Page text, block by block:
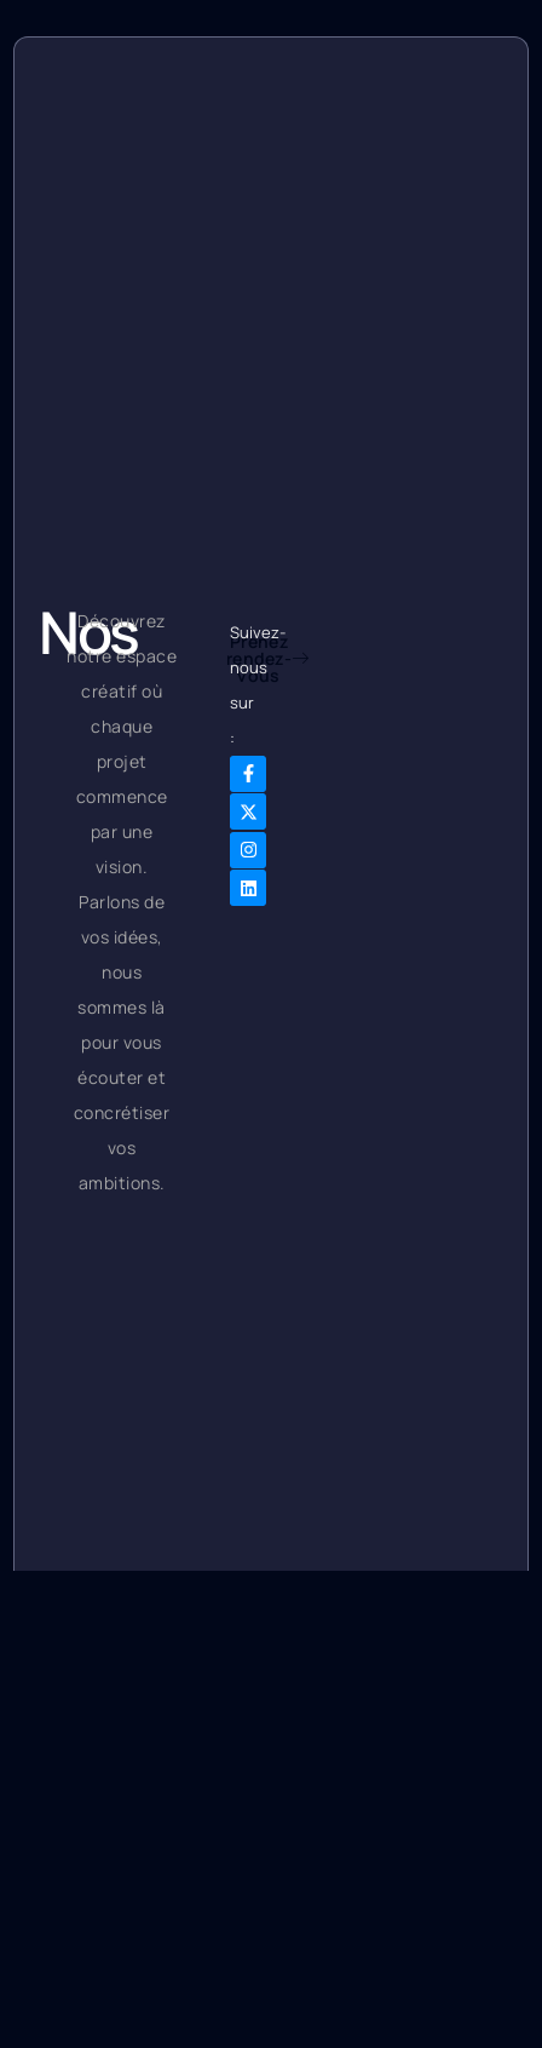
Nos
Bureaux
Découvrez
notre espace
créatif où
chaque
projet
commence
par une
vision.
Parlons de
vos idées,
nous
sommes là
pour vous
écouter et
concrétiser
vos
ambitions.
Prenez
rendez-
vous
Suivez-
nous
sur
: